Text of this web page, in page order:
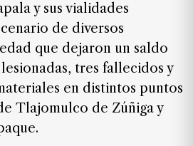
y sus vialidades
de diversos
que dejaron un saldo
tres fallecidos y
en distintos puntos
Tlajomulco de Zúñiga y